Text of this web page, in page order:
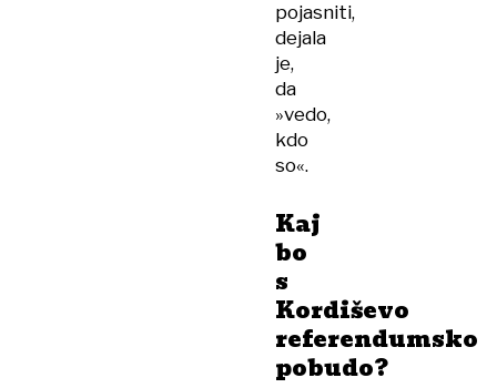
pojasniti,
dejala
je,
da
»vedo,
kdo
so«.
Kaj
bo
s
Kordiševo
referendumsko
pobudo?